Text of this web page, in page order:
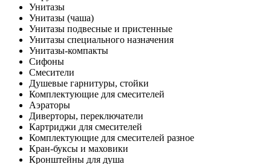
Унитазы
Унитазы (чаша)
Унитазы подвесные и пристенные
Унитазы специального назначения
Унитазы-компакты
Сифоны
Смесители
Душевые гарнитуры, стойки
Комплектующие для смесителей
Аэраторы
Диверторы, переключатели
Картриджи для смесителей
Комплектующие для смесителей разное
Кран-буксы и маховики
Кронштейны для душа